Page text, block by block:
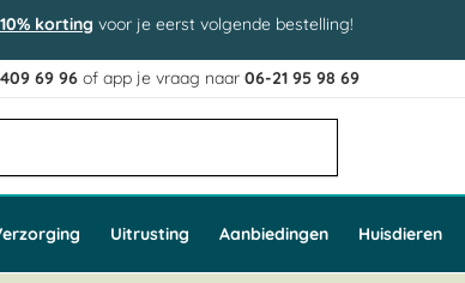
10% korting voor je eerst volgende bestelling!
69 96 of app je vraag naar06-21 95 98 69
Uitrusting Aanbiedingen Huisdieren